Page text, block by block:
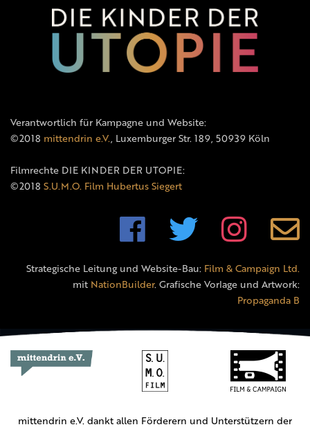
Verantwortlich für Kampagne und Website:
©2018 mittendrin e.V., Luxemburger Str. 189, 50939 Köln
Filmrechte DIE KINDER DER UTOPIE:
©2018 S.U.M.O. Film Hubertus Siegert
Strategische Leitung und Website-Bau: Film & Campaign Ltd.
mit NationBuilder. Grafische Vorlage und Artwork:
Propaganda B
mittendrin e.V. dankt allen Förderern und Unterstützern der